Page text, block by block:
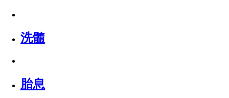
洗髓
胎息